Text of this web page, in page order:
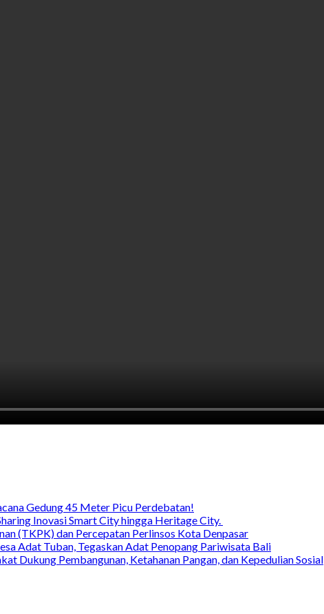
Gedung 45 Meter Picu Perdebatan!
Inovasi Smart City hingga Heritage City.
(TKPK) dan Percepatan Perlinsos Kota Denpasar
Adat Tuban, Tegaskan Adat Penopang Pariwisata Bali
Dukung Pembangunan, Ketahanan Pangan, dan Kepedulian Sosial